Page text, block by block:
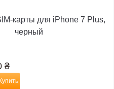
карты для iPhone 7 Plus,
черный
₴
Купить